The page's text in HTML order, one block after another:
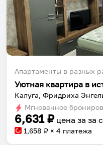
Апартаменты в разных
Уютная квартира в
Калуга, Фридриха
Мгновенное
6,631₽ цена за за
1,658 ₽ × 4 платежа